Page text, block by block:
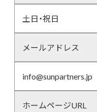
土日・祝日
メールアドレス
info@sunpartners.jp
ホームページURL